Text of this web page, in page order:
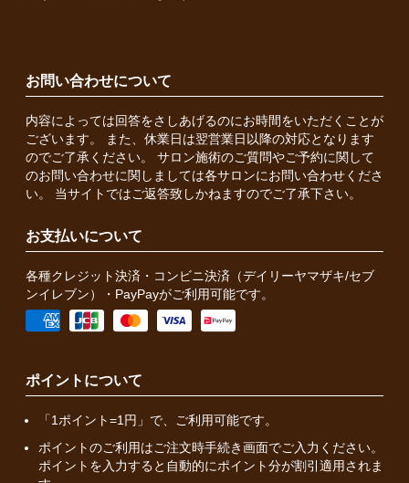
お問い合わせについて
内容によっては回答をさしあげるのにお時間をいただくことが
ございます。 また、休業日は翌営業日以降の対応となります
のでご了承ください。 サロン施術のご質問やご予約に関して
のお問い合わせに関しましては各サロンにお問い合わせくださ
い。 当サイトではご返答致しかねますのでご了承下さい。
お支払いについて
各種クレジット決済・コンビニ決済（デイリーヤマザキ/セブ
ンイレブン）・PayPayがご利用可能です。
ポイントについて
「1ポイント=1円」で、ご利用可能です。
ポイントのご利用はご注文時手続き画面でご入力ください。
ポイントを入力すると自動的にポイント分が割引適用されま